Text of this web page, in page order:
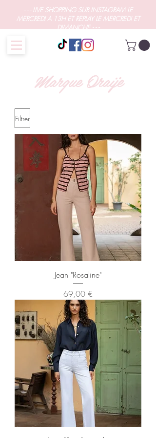
- - - LIVE SHOPPING SUR INSTAGRAM LE
MERCREDI A 13H ET REPLAY LE MERCREDI ET
DIMANCHE - - -
Marque Oraije
Filtrer
Jean "Rosaline"
Prix
69,00 €